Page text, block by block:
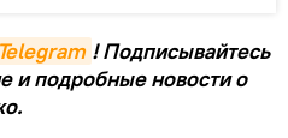
! Подписывайтесь
и подробные новости о